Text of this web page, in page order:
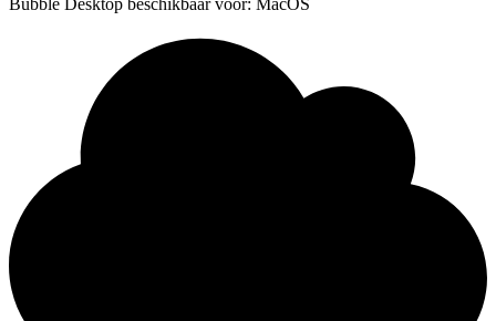
Bubble Desktop beschikbaar voor: MacOS